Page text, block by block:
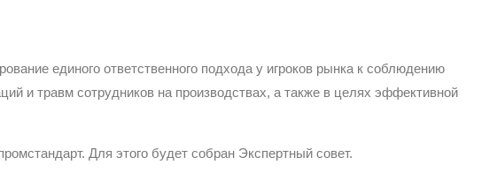
единого ответственного подхода у игроков рынка к соблюдению
и травм сотрудников на производствах, а также в целях эффективной
Для этого будет собран Экспертный совет.